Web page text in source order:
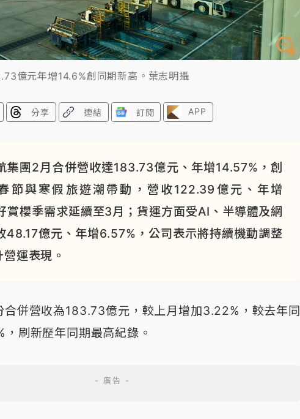
億元年增14.6%創同期新高。葉志明攝
分享 連結 訂閱 APP
集團2月合併營收達183.73億元、年增14.57%，創
節與寒假旅遊潮帶動，營收122.39億元、年增
櫻季需求延續至3月；貨運方面受AI、半導體及網
48.17億元、年增6.57%，公司表示將持續機動調整
運表現。
合併營收為183.73億元，較上月增加3.22%，較去年同
刷新歷年同期最高紀錄。